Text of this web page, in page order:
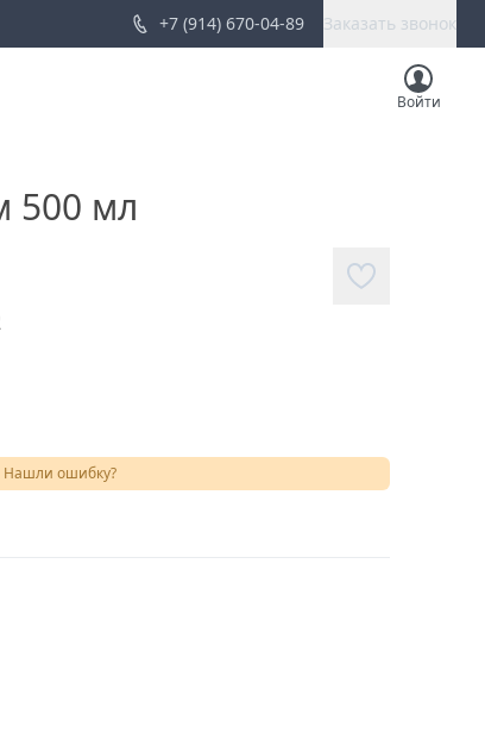
+7 (914) 670-04-89 Заказать звонок
Войти
500 мл
Нашли ошибку?